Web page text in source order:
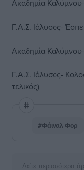
Ακαδημία
Γ.Α.Σ. Ιάλυσος-
Ακαδημία
Γ.Α.Σ. Ιάλυσος-
τελικός)
#Φάιναλ Φορ
Δείτε περισσότερα